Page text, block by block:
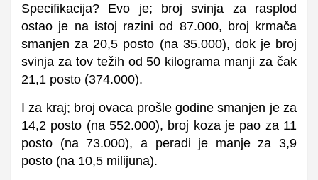
Specifikacija? Evo je; broj svinja za rasplod
ostao je na istoj razini od 87.000, broj krmača
smanjen za 20,5 posto (na 35.000), dok je broj
svinja za tov težih od 50 kilograma manji za čak
21,1 posto (374.000).
I za kraj; broj ovaca prošle godine smanjen je za
14,2 posto (na 552.000), broj koza je pao za 11
posto (na 73.000), a peradi je manje za 3,9
posto (na 10,5 milijuna).